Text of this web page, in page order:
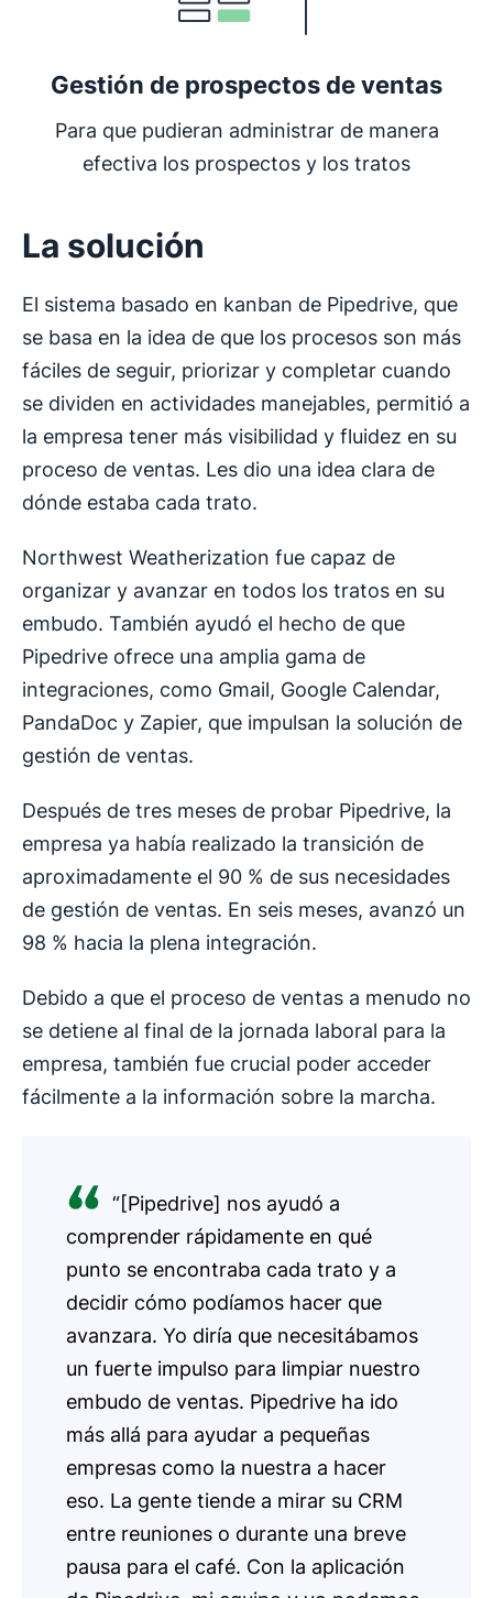
Gestión de prospectos de ventas
Para que pudieran administrar de manera
efectiva los prospectos y los tratos
“[Pipedrive] nos ayudó a
comprender rápidamente en qué
punto se encontraba cada trato y a
decidir cómo podíamos hacer que
avanzara. Yo diría que necesitábamos
un fuerte impulso para limpiar nuestro
embudo de ventas. Pipedrive ha ido
más allá para ayudar a pequeñas
empresas como la nuestra a hacer
eso. La gente tiende a mirar su CRM
entre reuniones o durante una breve
pausa para el café. Con la aplicación
La solución
El sistema basado en kanban de Pipedrive, que
se basa en la idea de que los procesos son más
fáciles de seguir, priorizar y completar cuando
se dividen en actividades manejables, permitió a
la empresa tener más visibilidad y fluidez en su
proceso de ventas. Les dio una idea clara de
dónde estaba cada trato.
Northwest Weatherization fue capaz de
organizar y avanzar en todos los tratos en su
embudo. También ayudó el hecho de que
Pipedrive ofrece una amplia gama de
integraciones, como Gmail, Google Calendar,
PandaDoc y Zapier, que impulsan la solución de
gestión de ventas.
Después de tres meses de probar Pipedrive, la
empresa ya había realizado la transición de
aproximadamente el 90 % de sus necesidades
de gestión de ventas. En seis meses, avanzó un
98 % hacia la plena integración.
Debido a que el proceso de ventas a menudo no
se detiene al final de la jornada laboral para la
empresa, también fue crucial poder acceder
fácilmente a la información sobre la marcha.